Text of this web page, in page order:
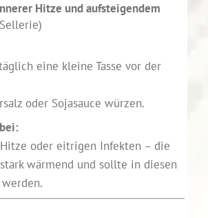
Hitze und aufsteigendem
eine kleine Tasse vor der
oder Sojasauce würzen.
oder eitrigen Infekten – die
wärmend und sollte in diesen